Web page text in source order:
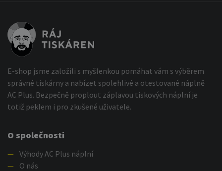
E-shop jsme založili s myšlenkou pomáhat vám s výběrem
správné tiskárny a nabízet spolehlivé a otestované náplně
AC Plus. Bezpečně proplout záplavou tiskových náplní je
totiž peklem i pro zkušené uživatele.
O společnosti
— Výhody AC Plus náplní
—
O nás